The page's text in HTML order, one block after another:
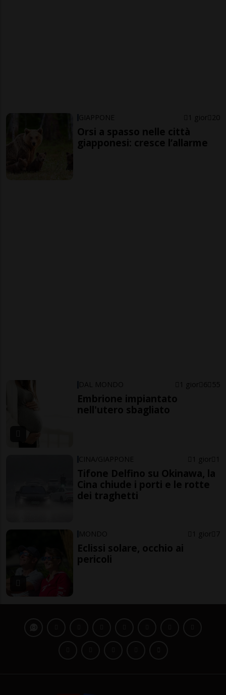
GIAPPONE 1 gior 20
Orsi a spasso nelle città
giapponesi: cresce l’allarme
DAL MONDO 1 gior 6 55
Embrione impiantato
nell'utero sbagliato
CINA/GIAPPONE 1 gior 1
Tifone Delfino su Okinawa, la
Cina chiude i porti e le rotte
dei traghetti
MONDO 1 gior 7
Eclissi solare, occhio ai
pericoli